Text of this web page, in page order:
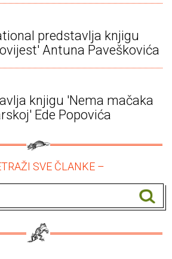
predstavlja knjigu
Antuna Paveškovića
knjigu 'Nema mačaka
Ede Popovića
SVE ČLANKE –